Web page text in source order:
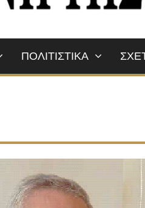
ΠΟΛΙΤΙΣΤΙΚΑ